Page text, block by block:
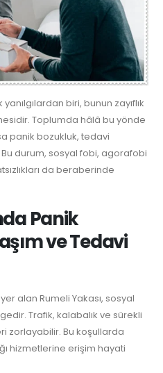
biri, bunun zayıflık
Toplumda hâlâ bu yönde
panik bozukluk, tedavi
durum, sosyal fobi, agorafobi
da beraberinde
Panik
ve Tedavi
alan Rumeli Yakası, sosyal
Trafik, kalabalık ve sürekli
zorlayabilir. Bu koşullarda
hizmetlerine erişim hayati